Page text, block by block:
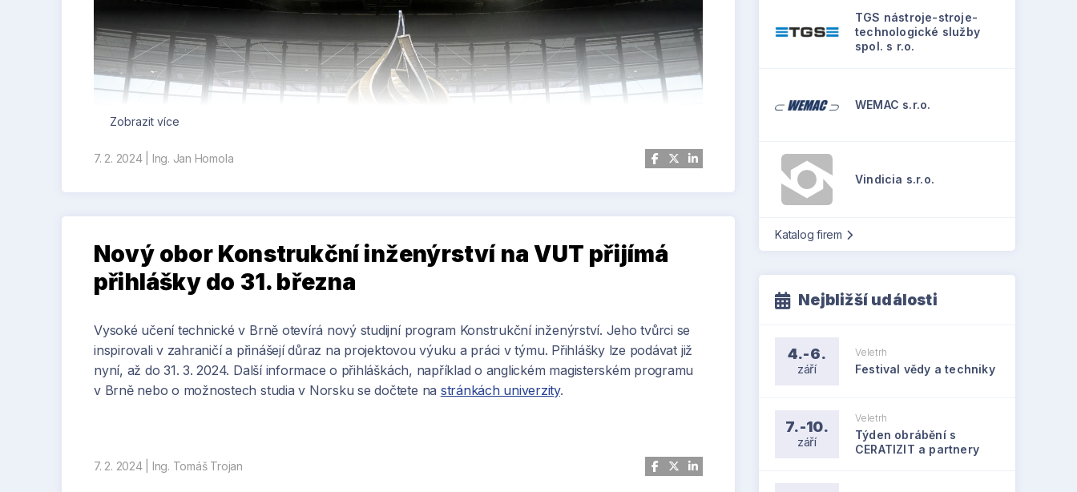
Zobrazit více
7. 2. 2024| Ing. Jan Homola
Nový obor Konstrukční inženýrství na VUT přijímá
přihlášky do 31. března
Vysoké učení technické v Brně otevírá nový studijní program Konstrukční inženýrství. Jeho tvůrci se
inspirovali v zahraničí a přinášejí důraz na projektovou výuku a práci v týmu. Přihlášky lze podávat již
nyní, až do 31. 3. 2024. Další informace o přihláškách, například o anglickém magisterském programu
v Brně nebo o možnostech studia v Norsku se dočtete na stránkách univerzity.
7. 2. 2024| Ing. Tomáš Trojan
TGS nástroje-stroje-
technologické služby
spol. s r.o.
WEMAC s.r.o.
Vindicia s.r.o.
Katalog firem
Nejbližší události
4.-6.
září
Veletrh
Festival vědy a techniky
7.-10.
září
Veletrh
Týden obrábění s
CERATIZIT a partnery